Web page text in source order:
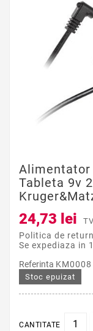
Alimentator
Tableta 9v
24,73 lei
Politica de
Se expediaza in
Referinta KM0008
Stoc epuizat
CANTITATE